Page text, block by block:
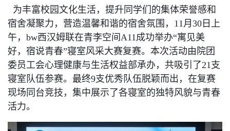
为丰富校园文化生活，提升同学们的集体荣誉感和
宿舍凝聚力，营造温馨和谐的宿舍氛围，11月30日上
午，bw西汉姆联在青李空间A11成功举办“寓见美
好，宿说青春”寝室风采大赛复赛。本次活动由院团
委员工会心理健康与生活权益部承办，共吸引了21支
寝室队伍参赛。最终9支优秀队伍脱颖而出，在复赛
现场同台竞技，集中展示了各寝室的独特风貌与青春
活力。